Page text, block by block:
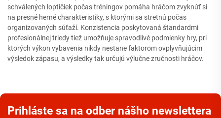
schválených loptičiek počas tréningov pomáha hráčom zvyknúť si
na presné herné charakteristiky, s ktorými sa stretnú počas
organizovaných súťaží. Konzistencia poskytovaná štandardmi
profesionálnej triedy tiež umožňuje spravodlivé podmienky hry, pri
ktorých výkon vybavenia nikdy nestane faktorom ovplyvňujúcim
výsledok zápasu, a výsledky tak určujú výlučne zručnosti hráčov.
Prihláste sa na odber nášho newslettera